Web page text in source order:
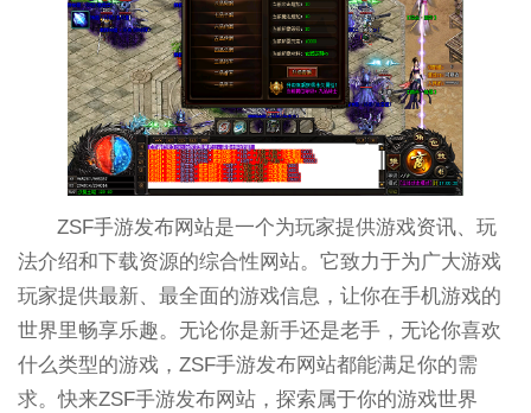
ZSF手游发布网站是一个为玩家提供游戏资讯、玩
法介绍和下载资源的综合性网站。它致力于为广大游戏
玩家提供最新、最全面的游戏信息，让你在手机游戏的
世界里畅享乐趣。无论你是新手还是老手，无论你喜欢
什么类型的游戏，ZSF手游发布网站都能满足你的需
求。快来ZSF手游发布网站，探索属于你的游戏世界